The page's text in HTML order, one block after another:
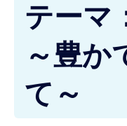
テーマ
～豊か
て～